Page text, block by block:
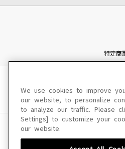
特定商
この
We use cookies to improve
our website, to personalize
to analyze our traffic. Please
Settings] to customize your
our website.